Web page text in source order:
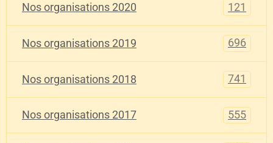
Nos organisations 2020 121
Nos organisations 2019 696
Nos organisations 2018 741
Nos organisations 2017 555